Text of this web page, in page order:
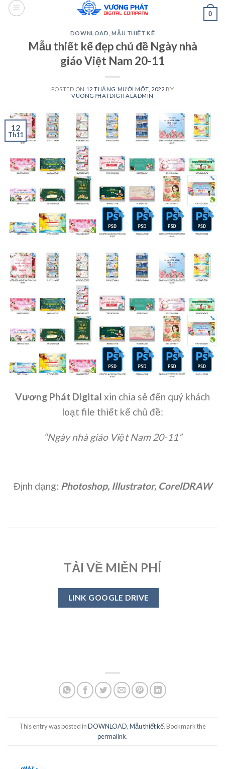
Skip
0
DOWNLOAD ,MẪU THIẾT KẾ
Mẫu thiết kế đẹp chủ đề Ngày nhà
giáo Việt Nam 20-11
POSTED ON 12 THÁNG MƯỜI MỘT, 2022 BY
VUONGPHATDIGITALADMIN
12
Th11
Vương Phát Digital xin chia sẻ đến quý khách
loạt file thiết kế chủ đề:
“Ngày nhà giáo Việt Nam 20-11”
Định dạng: Photoshop, Illustrator, CorelDRAW
TẢI VỀ MIỄN PHÍ
LINK GOOGLE DRIVE
This entry was posted inDOWNLOAD,Mẫu thiết kế. Bookmark the
permalink.